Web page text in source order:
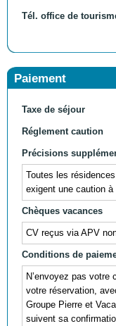
Tél. office de
Paiement
Taxe de séjour
Réglement caution
Précisions
Toutes les
exigent une caution à
Chèques vacances
CV reçus via APV
Conditions de
N’envoyez pas votre
votre réservation,
Groupe Pierre et
suivent sa